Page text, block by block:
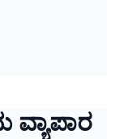
ವ್ಯಾಪಾರ